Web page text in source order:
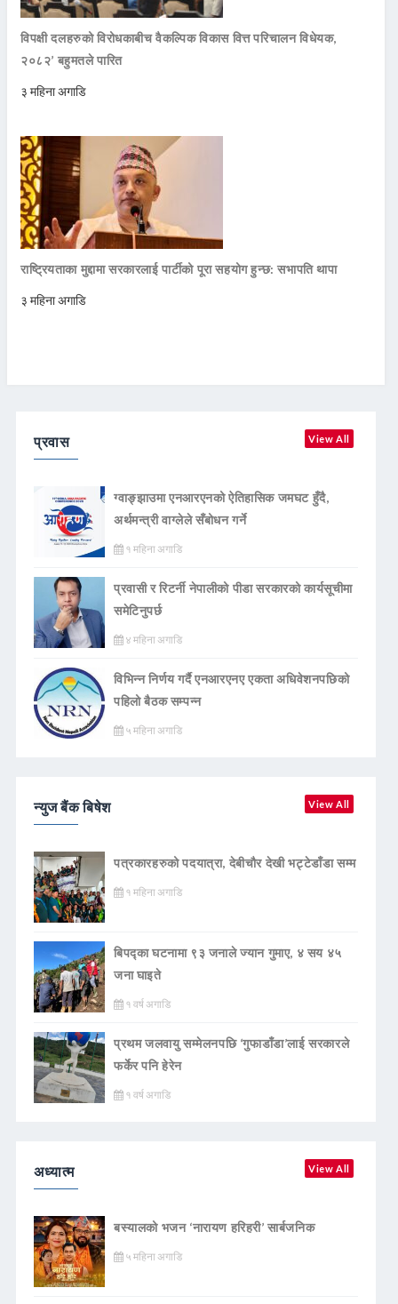
विपक्षी दलहरुको विरोधकाबीच वैकल्पिक विकास वित्त परिचालन विधेयक,
२०८२’ बहुमतले पारित
३ महिना अगाडि
राष्ट्रियताका मुद्दामा सरकारलाई पार्टीको पूरा सहयोग हुन्छ: सभापति थापा
३ महिना अगाडि
प्रवास View All
ग्वाङ्झाउमा एनआरएनको ऐतिहासिक जमघट हुँदै,
अर्थमन्त्री वाग्लेले सँबोधन गर्ने
१ महिना अगाडि
प्रवासी र रिटर्नी नेपालीको पीडा सरकारको कार्यसूचीमा
समेटिनुपर्छ
४ महिना अगाडि
विभिन्न निर्णय गर्दै एनआरएनए एकता अधिवेशनपछिको
पहिलो बैठक सम्पन्न
५ महिना अगाडि
न्युज बैंक बिषेश View All
पत्रकारहरुको पदयात्रा, देबीचौर देखी भट्टेडाँडा सम्म
१ महिना अगाडि
बिपद्का घटनामा ९३ जनाले ज्यान गुमाए, ४ सय ४५
जना घाइते
१ वर्ष अगाडि
प्रथम जलवायु सम्मेलनपछि ‘गुफाडाँडा’लाई सरकारले
फर्केर पनि हेरेन
१ वर्ष अगाडि
अध्यात्म View All
बस्यालको भजन ‘नारायण हरिहरी’ सार्बजनिक
५ महिना अगाडि